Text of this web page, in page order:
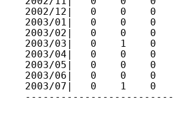
2002/12|   0    0    0
2003/01|   0    0
2003/02|   0    0    0
2003/03|   0    1    0
2003/04|   0    0    0
2003/05|   0    0
2003/06|   0    0    0
2003/07|   0    1    0